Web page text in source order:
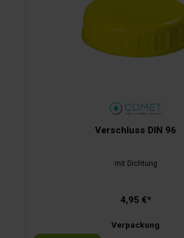
Verschluss DIN 96
mit Dichtung
4,95 €*
Verpackung